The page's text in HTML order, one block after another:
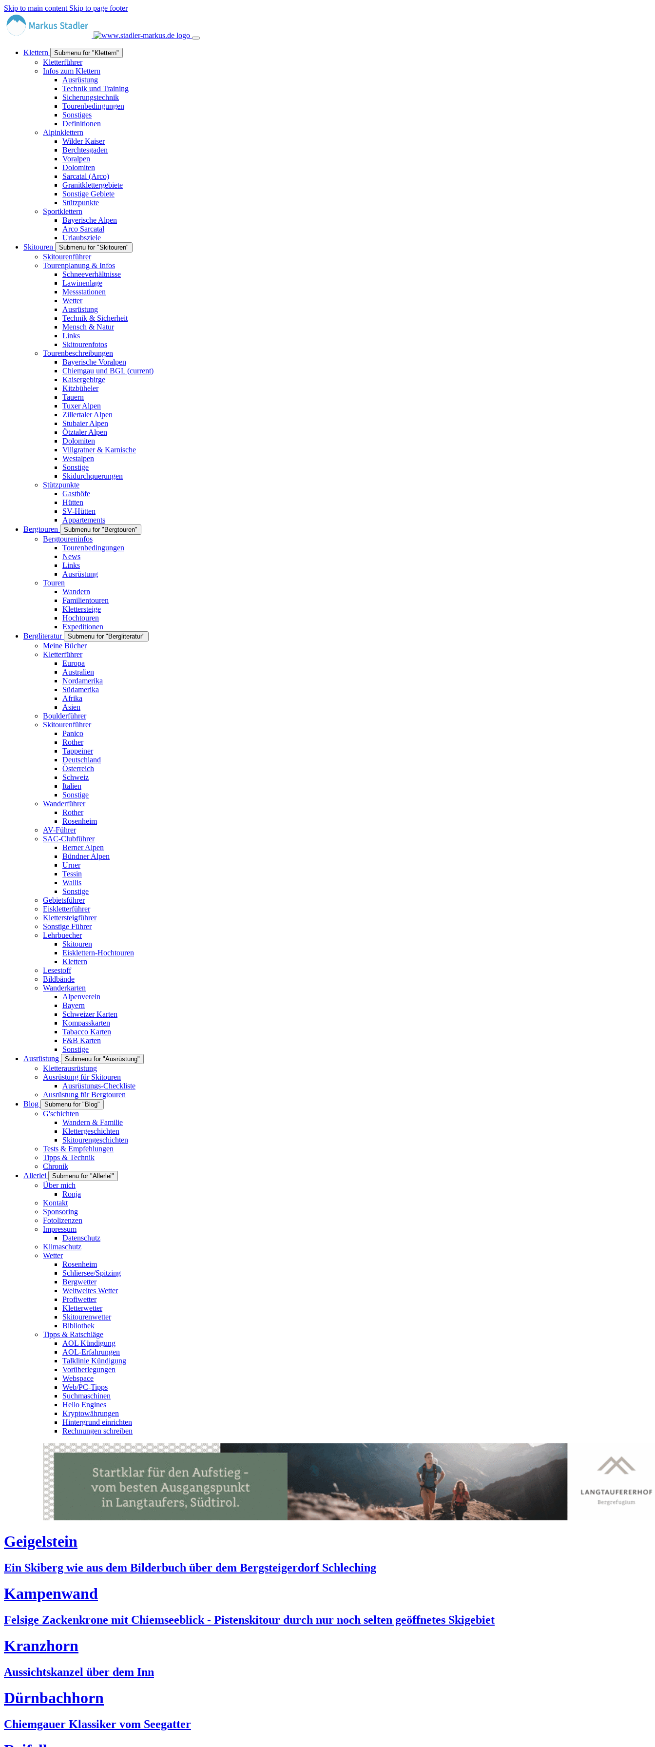
Skip to main content Skip to page footer
Klettern Submenu for "Klettern"
Kletterführer
Infos zum Klettern
Ausrüstung
Technik und Training
Sicherungstechnik
Tourenbedingungen
Sonstiges
Definitionen
Alpinklettern
Wilder Kaiser
Berchtesgaden
Voralpen
Dolomiten
Sarcatal (Arco)
Granitklettergebiete
Sonstige Gebiete
Stützpunkte
Sportklettern
Bayerische Alpen
Arco Sarcatal
Urlaubsziele
Skitouren
Submenu for "Skitouren"
Skitourenführer
Tourenplanung & Infos
Schneeverhältnisse
Lawinenlage
Messstationen
Wetter
Ausrüstung
Technik & Sicherheit
Mensch & Natur
Links
Skitourenfotos
Tourenbeschreibungen
Bayerische Voralpen
Chiemgau und BGL (current)
Kaisergebirge
Kitzbüheler
Tauern
Tuxer Alpen
Zillertaler Alpen
Stubaier Alpen
Ötztaler Alpen
Dolomiten
Villgratner & Karnische
Westalpen
Sonstige
Skidurchquerungen
Stützpunkte
Gasthöfe
Hütten
SV-Hütten
Appartements
Bergtouren
Submenu for "Bergtouren"
Bergtoureninfos
Tourenbedingungen
News
Links
Ausrüstung
Touren
Wandern
Familientouren
Klettersteige
Hochtouren
Expeditionen
Bergliteratur
Submenu for "Bergliteratur"
Meine Bücher
Kletterführer
Europa
Australien
Nordamerika
Südamerika
Afrika
Asien
Boulderführer
Skitourenführer
Panico
Rother
Tappeiner
Deutschland
Österreich
Schweiz
Italien
Sonstige
Wanderführer
Rother
Rosenheim
AV-Führer
SAC-Clubführer
Berner Alpen
Bündner Alpen
Urner
Tessin
Wallis
Sonstige
Gebietsführer
Eiskletterführer
Klettersteigführer
Sonstige Führer
Lehrbuecher
Skitouren
Eisklettern-Hochtouren
Klettern
Lesestoff
Bildbände
Wanderkarten
Alpenverein
Bayern
Schweizer Karten
Kompasskarten
Tabacco Karten
F&B Karten
Sonstige
Ausrüstung
Submenu for "Ausrüstung"
Kletterausrüstung
Ausrüstung für Skitouren
Ausrüstungs-Checkliste
Ausrüstung für Bergtouren
Blog
Submenu for "Blog"
G'schichten
Wandern & Familie
Klettergeschichten
Skitourengeschichten
Tests & Empfehlungen
Tipps & Technik
Chronik
Allerlei
Submenu for "Allerlei"
Über mich
Ronja
Kontakt
Sponsoring
Fotolizenzen
Impressum
Datenschutz
Klimaschutz
Wetter
Rosenheim
Schliersee/Spitzing
Bergwetter
Weltweites Wetter
Profiwetter
Kletterwetter
Skitourenwetter
Bibliothek
Tipps & Ratschläge
AOL Kündigung
AOL-Erfahrungen
Talklinie Kündigung
Vorüberlegungen
Webspace
Web/PC-Tipps
Suchmaschinen
Hello Engines
Kryptowährungen
Hintergrund einrichten
Rechnungen schreiben
Geigelstein
Ein Skiberg wie aus dem Bilderbuch über dem Bergsteigerdorf Schleching
Kampenwand
Felsige Zackenkrone mit Chiemseeblick - Pistenskitour durch nur noch selten geöffnetes Skigebiet
Kranzhorn
Aussichtskanzel über dem Inn
Dürnbachhorn
Chiemgauer Klassiker vom Seegatter